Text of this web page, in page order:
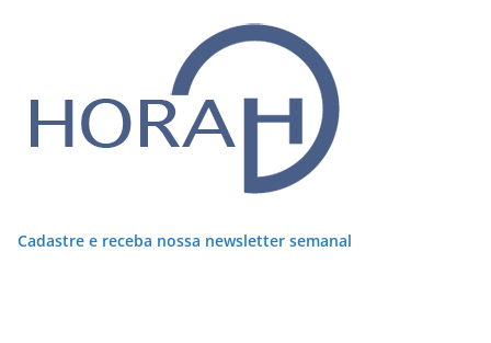
Cadastre e receba nossa newsletter semanal